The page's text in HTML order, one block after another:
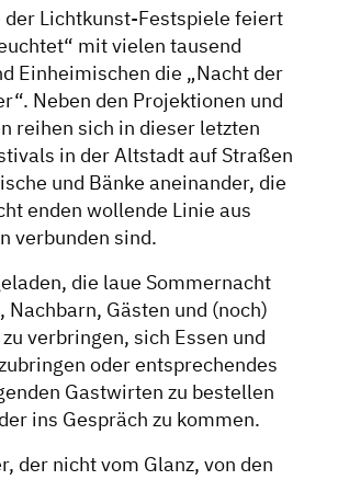
der Lichtkunst-Festspiele feiert
mit vielen tausend
Einheimischen die „Nacht der
Neben den Projektionen und
reihen sich in dieser letzten
in der Altstadt auf Straßen
und Bänke aneinander, die
enden wollende Linie aus
verbunden sind.
die laue Sommernacht
Nachbarn, Gästen und (noch)
verbringen, sich Essen und
oder entsprechendes
Gastwirten zu bestellen
ins Gespräch zu kommen.
der nicht vom Glanz, von den